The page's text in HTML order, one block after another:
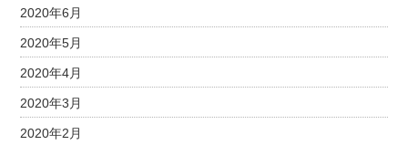
2020年6月
2020年5月
2020年4月
2020年3月
2020年2月